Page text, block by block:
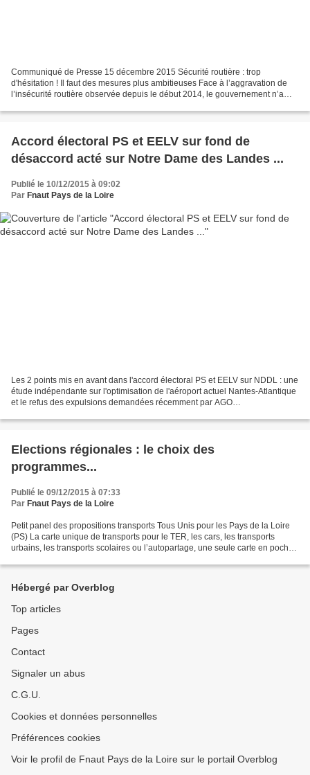
Communiqué de Presse 15 décembre 2015 Sécurité routière : trop
d'hésitation ! Il faut des mesures plus ambitieuses Face à l’aggravation de
l’insécurité routière observée depuis le début 2014, le gouvernement n’a
Accord électoral PS et EELV sur fond de
désaccord acté sur Notre Dame des Landes ...
Publié le 10/12/2015 à 09:02
Par Fnaut Pays de la Loire
Les 2 points mis en avant dans l'accord électoral PS et EELV sur NDDL : une
étude indépendante sur l'optimisation de l'aéroport actuel Nantes-Atlantique
et le refus des expulsions demandées récemment par AGO
partout-second-tour-front-republicain...
Elections régionales : le choix des
programmes...
Publié le 09/12/2015 à 07:33
Par Fnaut Pays de la Loire
Petit panel des propositions transports Tous Unis pour les Pays de la Loire
(PS) La carte unique de transports pour le TER, les cars, les transports
urbains, les transports scolaires ou l’autopartage, une seule carte en poche
Hébergé par Overblog
Top articles
Pages
Contact
Signaler un abus
C.G.U.
Cookies et données personnelles
Préférences cookies
Voir le profil de Fnaut Pays de la Loire sur le portail Overblog